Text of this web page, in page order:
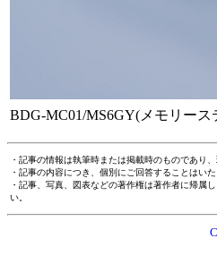
BDG-MC01/MS6GY(メモリー
・記事の情報は執筆時または掲載時のものであり
・記事の内容につき、個別にご回答することはいた
・記事、写真、図表などの著作権は著作者に帰属
い。